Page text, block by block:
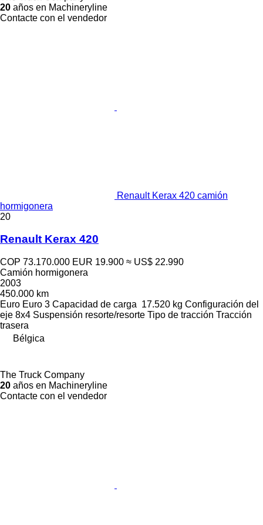
20 años en Machineryline
Contacte con el vendedor
Renault Kerax 420 camión
hormigonera
20
Renault Kerax 420
COP 73.170.000 EUR 19.900 ≈ US$ 22.990
Camión hormigonera
2003
450.000 km
Euro Euro 3 Capacidad de carga 17.520 kg Configuración del
eje 8x4 Suspensión resorte/resorte Tipo de tracción Tracción
trasera
Bélgica
The Truck Company
20 años en Machineryline
Contacte con el vendedor